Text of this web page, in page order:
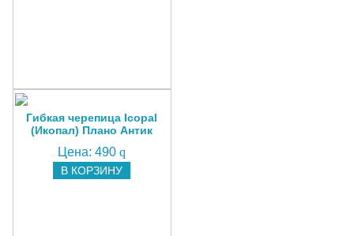
Гибкая черепица Icopal
(Икопал) Плано Антик
Цена:490 q
В КОРЗИНУ